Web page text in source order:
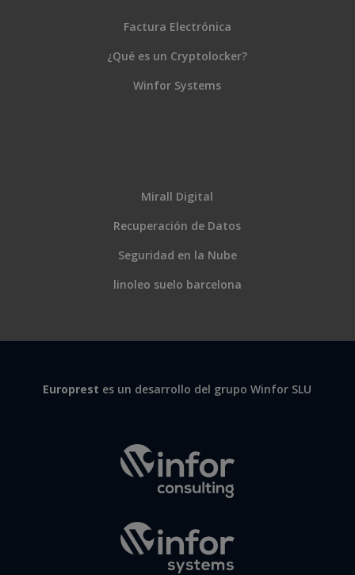
Factura Electrónica
¿Qué es un Cryptolocker?
Winfor Systems
Mirall Digital
Recuperación de Datos
Seguridad en la Nube
linoleo suelo barcelona
Europrest es un desarrollo del grupo Winfor SLU